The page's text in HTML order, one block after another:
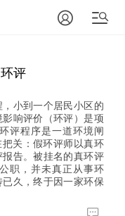
环评
小到一个居民小区的
响评价（环评）是项
评程序是一道环境闸
关：假环评师以真环
告。被挂名的真环评
职，并未真正从事环
久，终于因一家环保